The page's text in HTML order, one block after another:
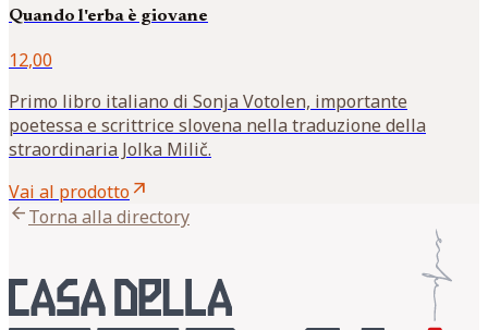
Quando l'erba è giovane
12,00
Primo libro italiano di Sonja Votolen, importante
poetessa e scrittrice slovena nella traduzione della
straordinaria Jolka Milič.
Vai al prodottoarrow_outward
arrow_backTorna alla directory